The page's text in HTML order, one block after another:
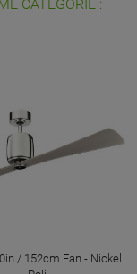
CATÉGORIE :
/ 152cm Fan - Nickel